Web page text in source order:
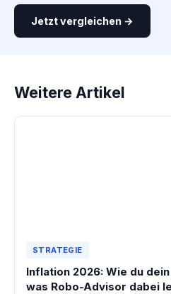
Jetzt vergleichen →
Weitere Artikel
STRATEGIE
Inflation 2026: Wie du
was Robo-Advisor dabei